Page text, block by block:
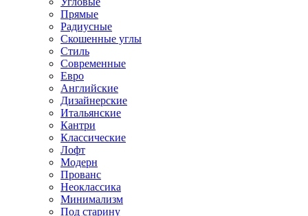
Прямые
Радиусные
Скошенные углы
Стиль
Современные
Евро
Английские
Дизайнерские
Итальянские
Кантри
Классические
Лофт
Модерн
Прованс
Неоклассика
Минимализм
Под старину